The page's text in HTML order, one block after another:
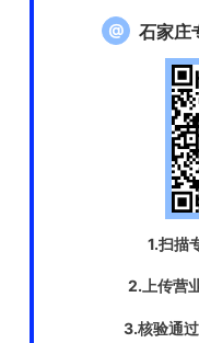
@ 石家庄
1.扫描
2.上传营
3.核验通